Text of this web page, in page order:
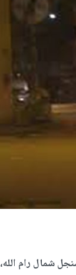
شمال رام الله،